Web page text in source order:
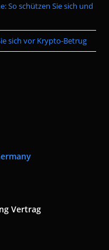
So schützen Sie sich und
sich vor Krypto-Betrug
Vertrag